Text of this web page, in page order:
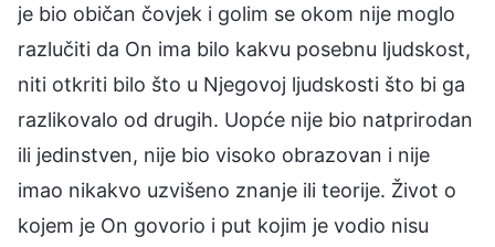
je bio običan čovjek i golim se okom nije moglo
razlučiti da On ima bilo kakvu posebnu ljudskost,
niti otkriti bilo što u Njegovoj ljudskosti što bi ga
razlikovalo od drugih. Uopće nije bio natprirodan
ili jedinstven, nije bio visoko obrazovan i nije
imao nikakvo uzvišeno znanje ili teorije. Život o
kojem je On govorio i put kojim je vodio nisu